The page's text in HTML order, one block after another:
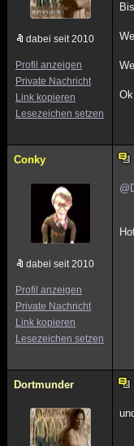
dabei seit 2010
Profil anzeigen
Private Nachricht
Link kopieren
Lesezeichen setzen
Conky
dabei seit 2010
Profil anzeigen
Private Nachricht
Link kopieren
Lesezeichen setzen
Dortmunder